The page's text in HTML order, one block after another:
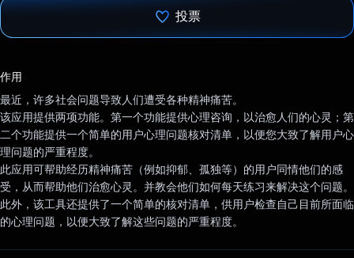
投票
作用
最近，许多社会问题导致人们遭受各种精神痛苦。
该应用提供两项功能。第一个功能提供心理咨询，以治愈人们的心灵；第
二个功能提供一个简单的用户心理问题核对清单，以便您大致了解用户心
理问题的严重程度。
此应用可帮助经历精神痛苦（例如抑郁、孤独等）的用户同情他们的感
受，从而帮助他们治愈心灵。并教会他们如何每天练习来解决这个问题。
此外，该工具还提供了一个简单的核对清单，供用户检查自己目前所面临
的心理问题，以便大致了解这些问题的严重程度。